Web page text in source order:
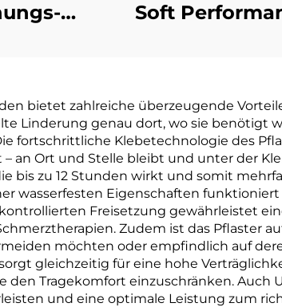
Soft
bietet zahlreiche überzeugende
Linderung genau dort, wo sie benötigt
fortschrittliche Klebetechnologie des
an Ort und Stelle bleibt und unter der
bis zu 12 Stunden wirkt und somit
wasserfesten Eigenschaften
Freisetzung gewährleistet
Zudem ist das Pflaster
möchten oder empfindlich auf
gleichzeitig für eine hohe
Tragekomfort einzuschränken.
und eine optimale Leistung zum